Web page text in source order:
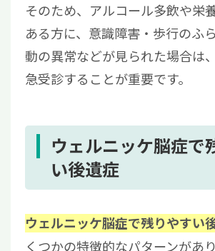
そのため、アルコール多飲や栄
ある方に、意識障害・歩行のふ
動の異常などが見られた場合は
急受診することが重要です。
ウェルニッケ脳症で
い後遺症
ウェルニッケ脳症で残りやすい
くつかの特徴的なパターンがあり